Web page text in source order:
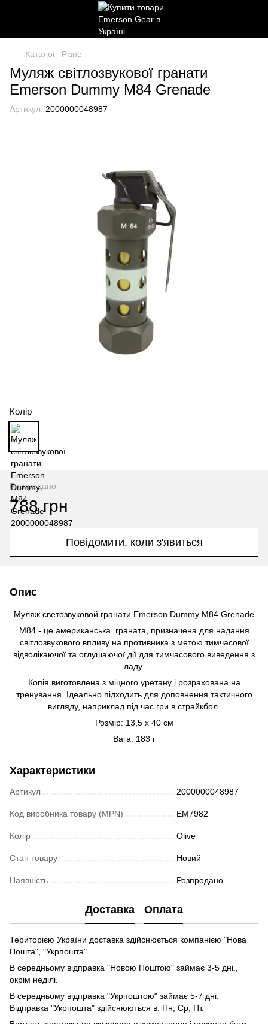
Каталог Різне
Муляж світлозвукової гранати
Emerson Dummy M84 Grenade
Артикул: 2000000048987
Колір
Розпродано
788 грн
Повідомити, коли з'явиться
Опис
Муляж светозвуковой гранати Emerson Dummy M84 Grenade
М84 - це американська граната, призначена для надання
світлозвукового впливу на противника з метою тимчасової
відволікаючої та оглушаючої дії для тимчасового виведення з
ладу.
Копія виготовлена з міцного уретану і розрахована на
тренування. Ідеально підходить для доповнення тактичного
вигляду, наприклад під час гри в страйкбол.
Розмір: 13,5 х 40 см
Вага: 183 г
Характеристики
Артикул 2000000048987
Код виробника товару (MPN) EM7982
Колір Olive
Стан товару Новий
Наявність Розпродано
Доставка Оплата
Територією України доставка здійснюється компанією "Нова
Пошта", "Укрпошта".
В середньому відправка "Новою Поштою" займає 3-5 дні.,
окрім неділі.
В середньому відправка "Укрпоштою" займає 5-7 дні.
Відправка "Укрпошта" здійснюються в: Пн, Ср, Пт.